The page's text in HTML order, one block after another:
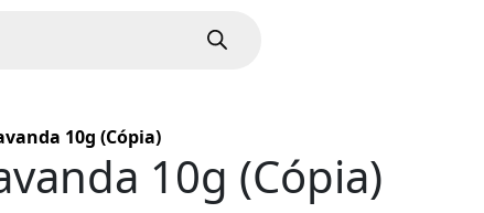
10g (Cópia)
10g (Cópia)